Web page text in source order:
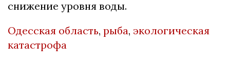
снижение уровня воды.
Одесская область, рыба, экологическая
катастрофа